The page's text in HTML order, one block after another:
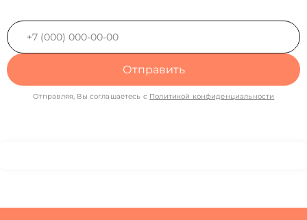
Отправить
Отправляя, Вы соглашаетесь с Политикой конфиденциальности